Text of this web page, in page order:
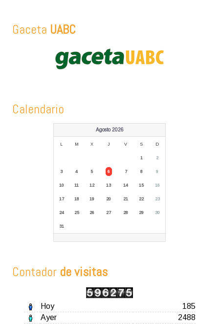
Gaceta UABC
Calendario
Agosto 2026
L M X J V S D
1 2
3 4 5 6 7 8 9
10 11 12 13 14 15 16
17 18 19 20 21 22 23
24 25 26 27 28 29 30
31
Contador de visitas
Hoy
185
Ayer
2488